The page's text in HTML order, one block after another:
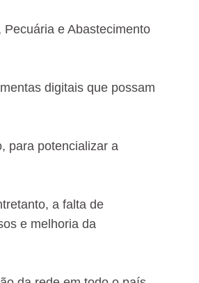
e Abastecimento
digitais que possam
para potencializar a
a falta de
e melhoria da